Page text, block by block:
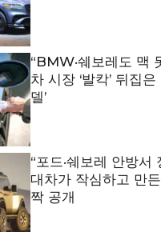
“BMW·쉐보레도 맥
차 시장 ‘발칵’ 뒤집
델’
“포드·쉐보레 안방서
대차가 작심하고 만든
짝 공개